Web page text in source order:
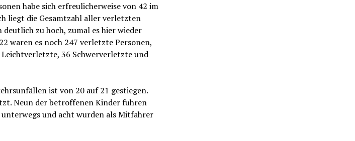
habe sich erfreulicherweise von 42 im
liegt die Gesamtzahl aller verletzten
zu hoch, zumal es hier wieder
waren es noch 247 verletzte Personen,
36 Schwerverletzte und
ist von 20 auf 21 gestiegen.
Neun der betroffenen Kinder fuhren
und acht wurden als Mitfahrer